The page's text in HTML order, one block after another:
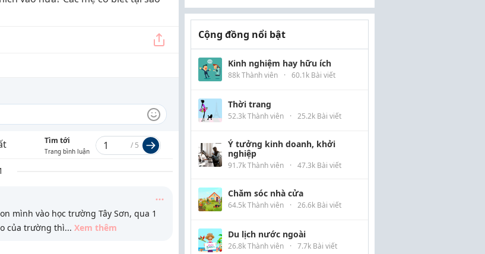
Tìm tới
Trang bình luận
/ 5
mình vào học trường Tây Sơn, qua 1
của trường thì... Xem thêm
Cộng đồng nổi bật
Kinh nghiệm hay hữu ích
88k Thành viên · 60.1k Bài viết
Thời trang
52.3k Thành viên · 25.2k Bài viết
Ý tưởng kinh doanh, khởi
nghiệp
91.7k Thành viên · 47.3k Bài viết
Chăm sóc nhà cửa
64.5k Thành viên · 26.6k Bài viết
Du lịch nước ngoài
26.8k Thành viên · 7.7k Bài viết